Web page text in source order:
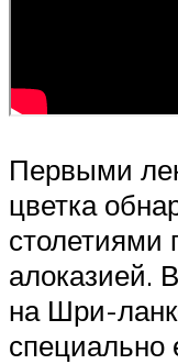
Первыми
цветка
столетиями
алоказией.
на Шри-